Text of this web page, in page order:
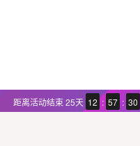
距离活动结束 25天 12 : 57 : 29